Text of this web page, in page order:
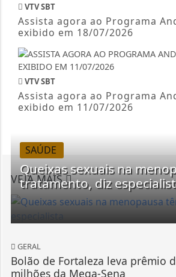
VTV SBT
Assista agora ao Programa
exibido em 18/07/2026
VTV SBT
Assista agora ao Programa
exibido em 11/07/2026
VEJA MAIS
SAÚDE
Queixas sexuais na
tratamento, diz
GERAL
Bolão de Fortaleza leva prêmio
milhões da Mega-Sena